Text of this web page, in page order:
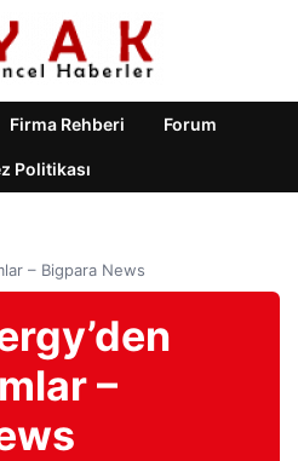
Firma Rehberi Forum
Politikası
– Bigpara News
–